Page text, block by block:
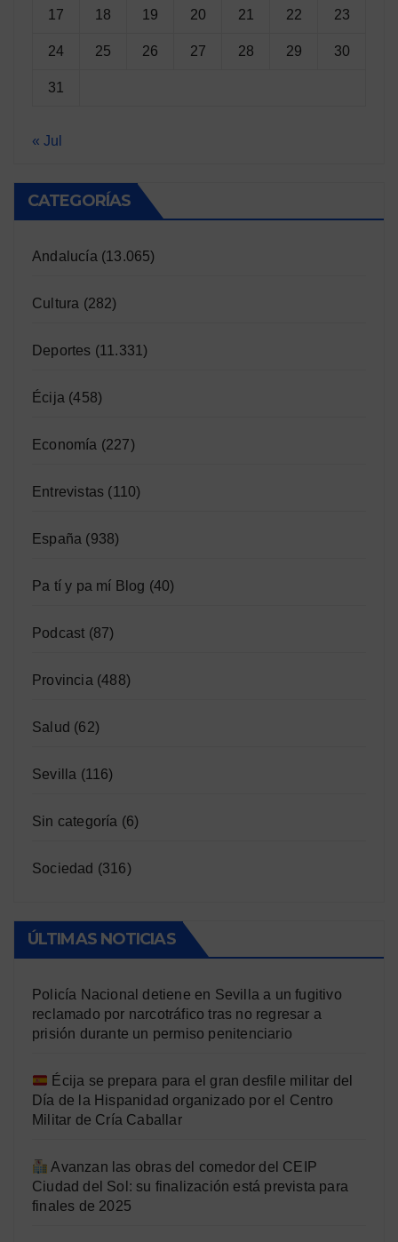
17 18 19 20 21 22 23
24 25 26 27 28 29 30
31
« Jul
CATEGORÍAS
Andalucía (13.065)
Cultura (282)
Deportes (11.331)
Écija (458)
Economía (227)
Entrevistas (110)
España (938)
Pa tí y pa mí Blog (40)
Podcast (87)
Provincia (488)
Salud (62)
Sevilla (116)
Sin categoría (6)
Sociedad (316)
ÚLTIMAS NOTICIAS
Policía Nacional detiene en Sevilla a un fugitivo
reclamado por narcotráfico tras no regresar a
prisión durante un permiso penitenciario
Écija se prepara para el gran desfile militar del
Día de la Hispanidad organizado por el Centro
Militar de Cría Caballar
Avanzan las obras del comedor del CEIP
Ciudad del Sol: su finalización está prevista para
finales de 2025